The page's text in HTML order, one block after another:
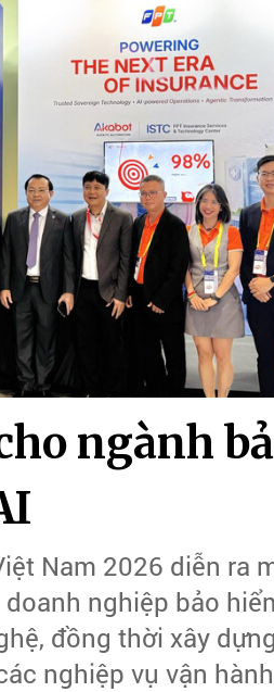
ngành
Nam 2026 diễn ra
nghiệp bảo
đồng thời xây
nghiệp vụ vận